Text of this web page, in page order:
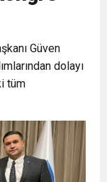
Güven
dolayı
tüm